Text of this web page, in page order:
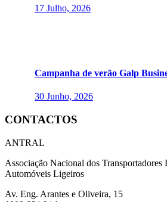
17 Julho, 2026
Campanha de verão Galp
30 Junho, 2026
CONTACTOS
ANTRAL
Associação Nacional dos Transportadores
Automóveis Ligeiros
Av. Eng. Arantes e Oliveira, 15